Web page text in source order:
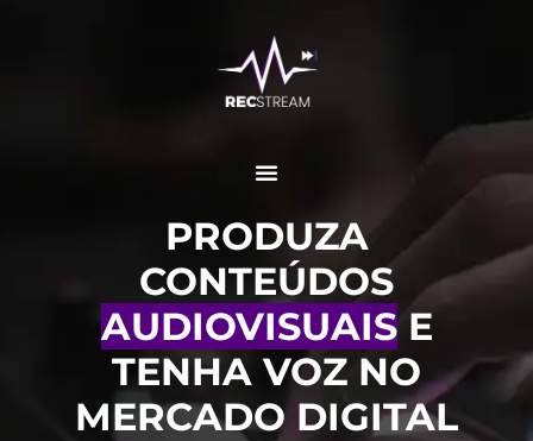
PRODUZA
CONTEÚDOS
AUDIOVISUAISE
TENHA VOZ NO
MERCADO DIGITAL